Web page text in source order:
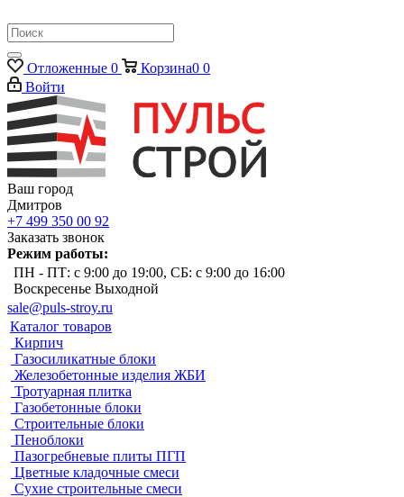
Отложенные 0 Корзина0 0
Войти
Ваш город
Дмитров
+7 499 350 00 92
Заказать звонок
Режим работы:
ПН - ПТ: с 9:00 до 19:00, СБ: с 9:00 до 16:00
Воскресенье Выходной
sale@puls-stroy.ru
Каталог товаров
Кирпич
Газосиликатные блоки
Железобетонные изделия ЖБИ
Тротуарная плитка
Газобетонные блоки
Строительные блоки
Пеноблоки
Пазогребневые плиты ПГП
Цветные кладочные смеси
Сухие строительные смеси